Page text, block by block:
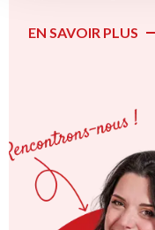
EN SAVOIR PLUS